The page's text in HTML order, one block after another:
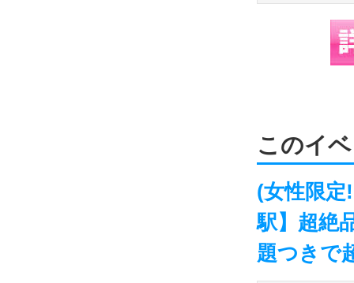
このイ
(女性限定
駅】超絶
題つきで